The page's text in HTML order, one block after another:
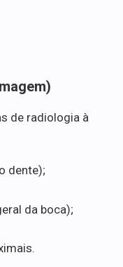
de radiologia à
dente);
da boca);